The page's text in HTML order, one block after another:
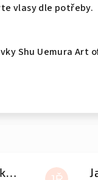
vlasy dle potřeby.
Shu Uemura Art
Romana Tobolková